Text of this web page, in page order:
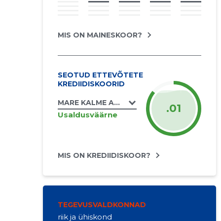
MIS ON MAINESKOOR?
SEOTUD ETTEVÕTETE
KREDIIDISKOORID
MARE KALME ARMA RATSATALU FIE
Usaldusväärne .01
MIS ON KREDIIDISKOOR?
TEGEVUSVALDKONNAD
riik ja ühiskond